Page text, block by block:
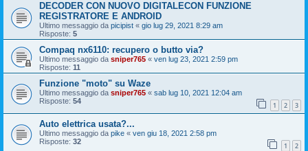
DECODER CON NUOVO DIGITALECON FUNZIONE
REGISTRATORE E ANDROID
Ultimo messaggio da picipist « gio lug 29, 2021 8:29 am
Risposte: 5
Compaq nx6110: recupero o butto via?
Ultimo messaggio da sniper765 « ven lug 23, 2021 2:59 pm
Risposte: 11
Funzione "moto" su Waze
Ultimo messaggio da sniper765 « sab lug 10, 2021 12:04 am
Risposte: 54 1 2 3
Auto elettrica usata?...
Ultimo messaggio da pike « ven giu 18, 2021 2:58 pm
Risposte: 32 1 2